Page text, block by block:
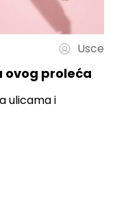
Usce
ovog proleća
ulicama i